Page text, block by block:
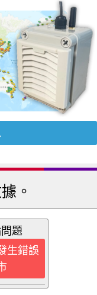
。
題
生錯誤